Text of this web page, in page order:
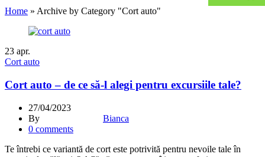
Home » Archive by Category "Cort auto"
23 apr.
Cort auto
Cort auto – de ce să-l alegi pentru excursiile tale?
27/04/2023
By
Bianca
0 comments
Te întrebi ce variantă de cort este potrivită pentru nevoile tale în